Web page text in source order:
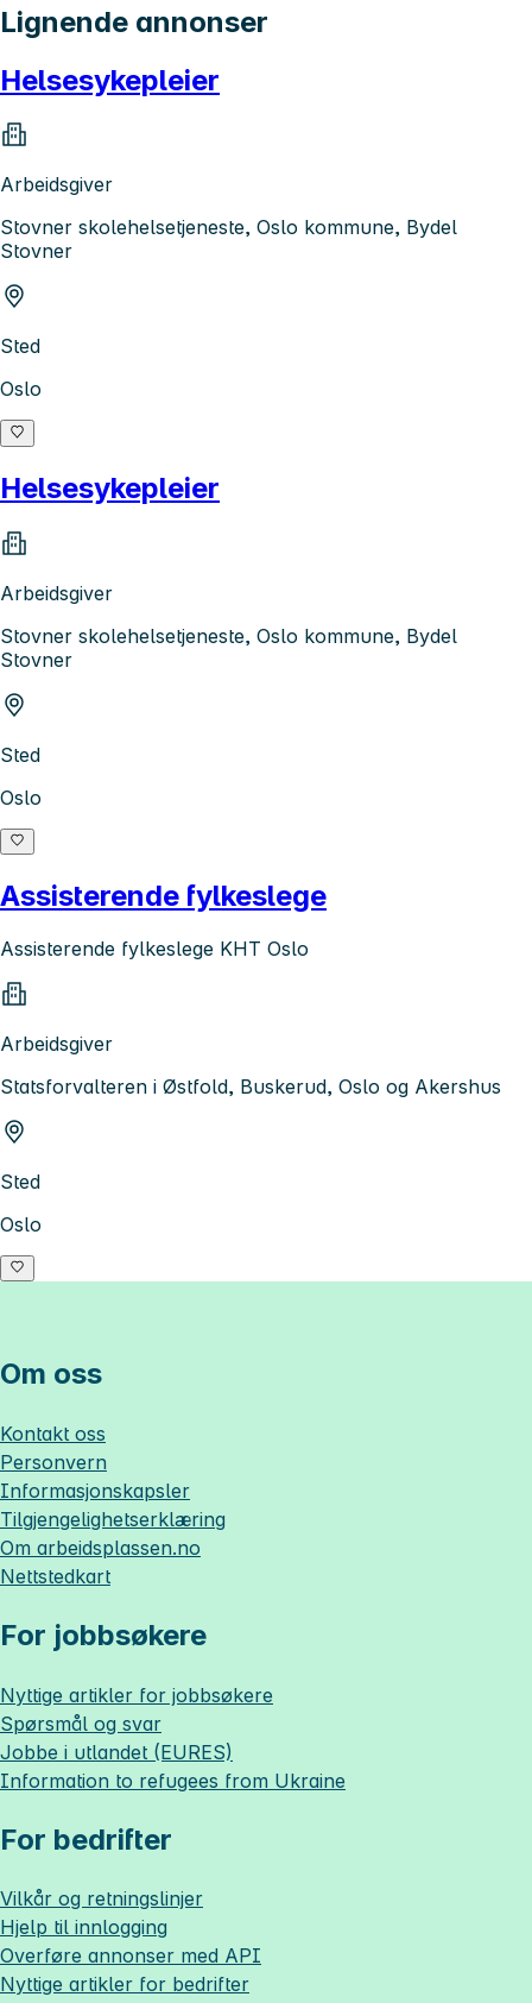
Lignende annonser
Helsesykepleier
Arbeidsgiver
Stovner skolehelsetjeneste, Oslo kommune, Bydel
Stovner
Sted
Oslo
Helsesykepleier
Arbeidsgiver
Stovner skolehelsetjeneste, Oslo kommune, Bydel
Stovner
Sted
Oslo
Assisterende fylkeslege
Assisterende fylkeslege KHT Oslo
Arbeidsgiver
Statsforvalteren i Østfold, Buskerud, Oslo og Akershus
Sted
Oslo
Om oss
Kontakt oss
Personvern
Informasjonskapsler
Tilgjengelighetserklæring
Om arbeidsplassen.no
Nettstedkart
For jobbsøkere
Nyttige artikler for jobbsøkere
Spørsmål og svar
Jobbe i utlandet (EURES)
Information to refugees from Ukraine
For bedrifter
Vilkår og retningslinjer
Hjelp til innlogging
Overføre annonser med API
Nyttige artikler for bedrifter